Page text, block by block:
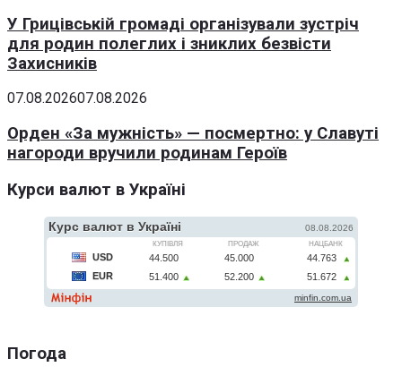
У Грицівській громаді організували зустріч
для родин полеглих і зниклих безвісти
Захисників
07.08.202607.08.2026
Орден «За мужність» — посмертно: у Славуті
нагороди вручили родинам Героїв
Курси валют в Україні
Погода